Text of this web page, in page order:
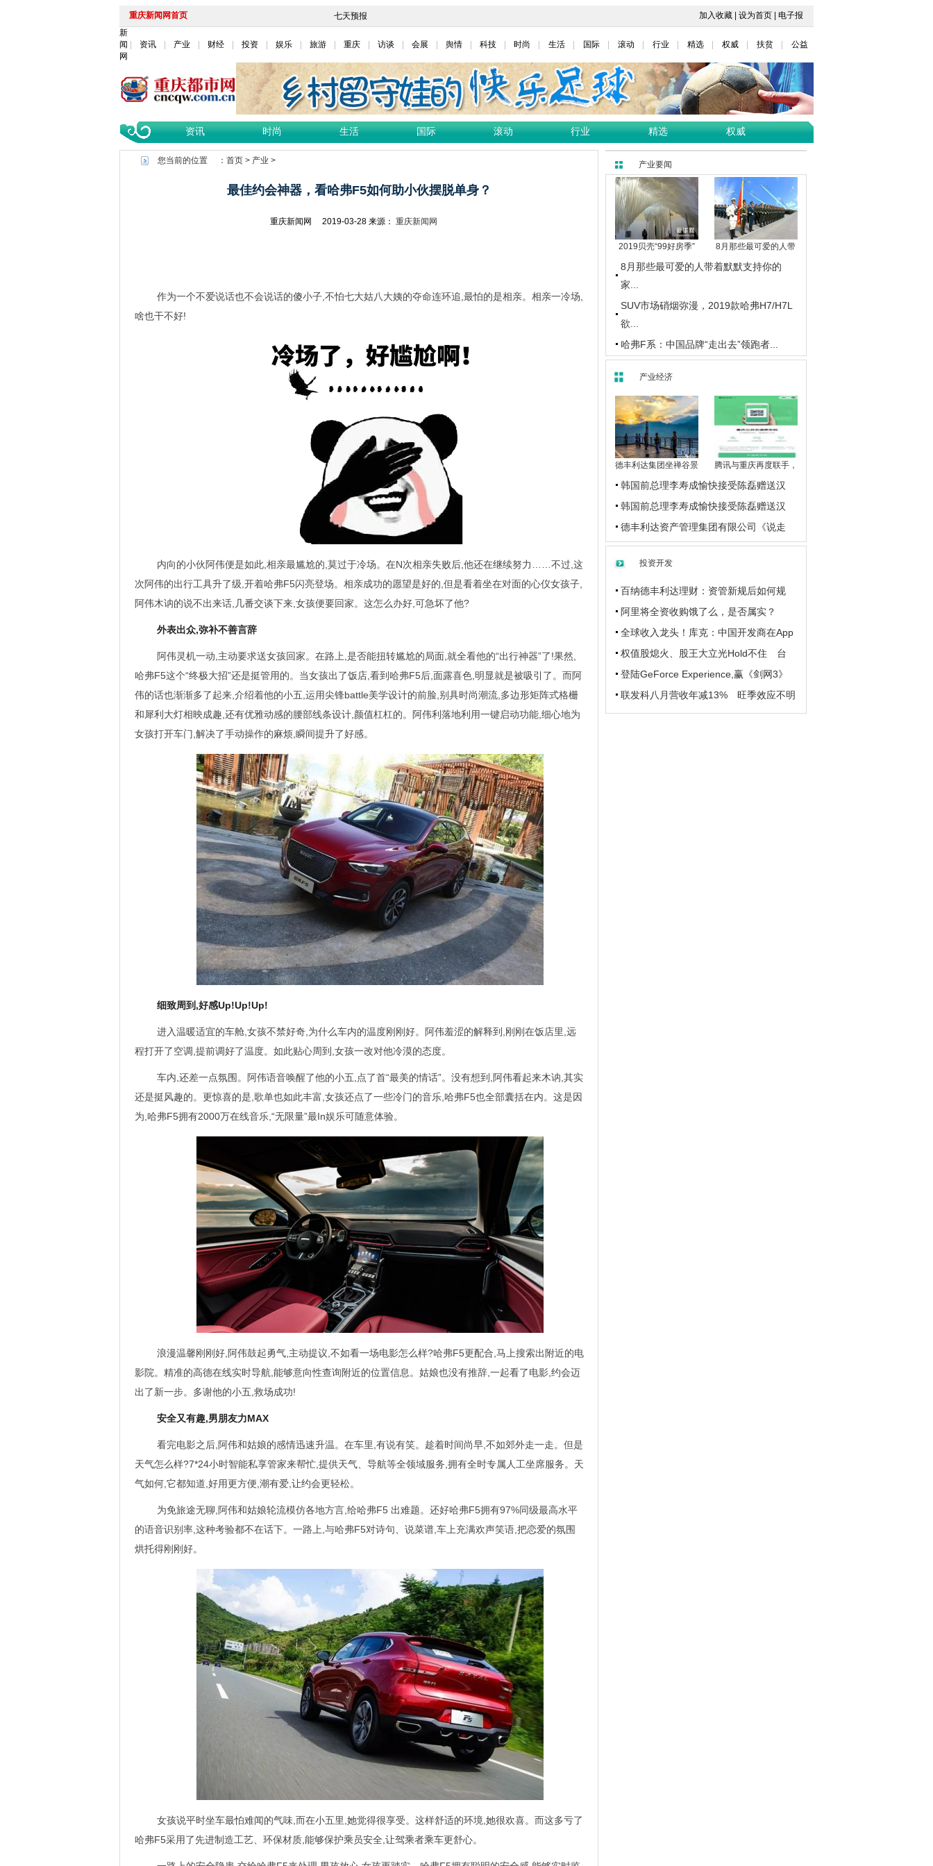
重庆新闻网首页 加入收藏 设为首页
电子报
新
闻
网
资讯 产业 财经 投资 娱乐 旅游 重庆 访谈 会展 舆情 科技 时尚 生活 国际 滚动 行业 精选 权威 扶贫 公益
资讯 时尚 生活 国际 滚动 行业 精选 权威
您当前的位置 ： 首页> 产业 >
最佳约会神器，看哈弗F5如何助小伙摆脱单身？
重庆新闻网 2019-03-28 来源： 重庆新闻网
作为一个不爱说话也不会说话的傻小子,不怕七大姑八大姨的夺命连环追,最怕的是相亲。相亲一冷场,
啥也干不好!
内向的小伙阿伟便是如此,相亲最尴尬的,莫过于冷场。在N次相亲失败后,他还在继续努力……不过,这
次阿伟的出行工具升了级,开着哈弗F5闪亮登场。相亲成功的愿望是好的,但是看着坐在对面的心仪女孩子,
阿伟木讷的说不出来话,几番交谈下来,女孩便要回家。这怎么办好,可急坏了他?
外表出众,弥补不善言辞
阿伟灵机一动,主动要求送女孩回家。在路上,是否能扭转尴尬的局面,就全看他的“出行神器”了!果然,
哈弗F5这个“终极大招”还是挺管用的。当女孩出了饭店,看到哈弗F5后,面露喜色,明显就是被吸引了。而阿
伟的话也渐渐多了起来,介绍着他的小五,运用尖锋battle美学设计的前脸,别具时尚潮流,多边形矩阵式格栅
和犀利大灯相映成趣,还有优雅动感的腰部线条设计,颜值杠杠的。阿伟利落地利用一键启动功能,细心地为
女孩打开车门,解决了手动操作的麻烦,瞬间提升了好感。
细致周到,好感Up!Up!Up!
进入温暖适宜的车舱,女孩不禁好奇,为什么车内的温度刚刚好。阿伟羞涩的解释到,刚刚在饭店里,远
程打开了空调,提前调好了温度。如此贴心周到,女孩一改对他冷漠的态度。
车内,还差一点氛围。阿伟语音唤醒了他的小五,点了首“最美的情话”。没有想到,阿伟看起来木讷,其实
还是挺风趣的。更惊喜的是,歌单也如此丰富,女孩还点了一些冷门的音乐,哈弗F5也全部囊括在内。这是因
为,哈弗F5拥有2000万在线音乐,“无限量”最In娱乐可随意体验。
浪漫温馨刚刚好,阿伟鼓起勇气,主动提议,不如看一场电影怎么样?哈弗F5更配合,马上搜索出附近的电
影院。精准的高德在线实时导航,能够意向性查询附近的位置信息。姑娘也没有推辞,一起看了电影,约会迈
出了新一步。多谢他的小五,救场成功!
安全又有趣,男朋友力MAX
看完电影之后,阿伟和姑娘的感情迅速升温。在车里,有说有笑。趁着时间尚早,不如郊外走一走。但是
天气怎么样?7*24小时智能私享管家来帮忙,提供天气、导航等全领域服务,拥有全时专属人工坐席服务。天
气如何,它都知道,好用更方便,潮有爱,让约会更轻松。
为免旅途无聊,阿伟和姑娘轮流模仿各地方言,给哈弗F5 出难题。还好哈弗F5拥有97%同级最高水平
的语音识别率,这种考验都不在话下。一路上,与哈弗F5对诗句、说菜谱,车上充满欢声笑语,把恋爱的氛围
烘托得刚刚好。
女孩说平时坐车最怕难闻的气味,而在小五里,她觉得很享受。这样舒适的环境,她很欢喜。而这多亏了
哈弗F5采用了先进制造工艺、环保材质,能够保护乘员安全,让驾乘者乘车更舒心。
产业要闻
2019贝壳“99好房季” 8月那些最可爱的人带
8月那些最可爱的人带着默默支持你的
家...
SUV市场硝烟弥漫，2019款哈弗H7/H7L
欲...
哈弗F系：中国品牌“走出去”领跑者...
产业经济
德丰利达集团坐禅谷景 腾讯与重庆再度联手，
韩国前总理李寿成愉快接受陈磊赠送汉
韩国前总理李寿成愉快接受陈磊赠送汉
德丰利达资产管理集团有限公司《说走
投资开发
百纳德丰利达理财：资管新规后如何规
阿里将全资收购饿了么，是否属实？
全球收入龙头！库克：中国开发商在App
权值股熄火、股王大立光Hold不住 台
登陆GeForce Experience,赢《剑网3》
联发科八月营收年减13% 旺季效应不明